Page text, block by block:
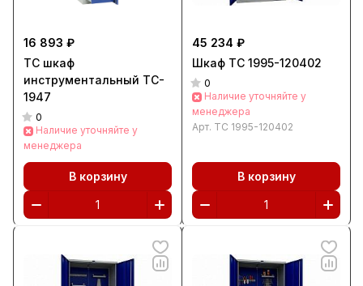
16 893 ₽
TC шкаф
инструментальный TC-
1947
0
Наличие уточняйте у
менеджера
В корзину
45 234 ₽
Шкаф ТС 1995-120402
0
Наличие уточняйте у
менеджера
Арт. ТС 1995-120402
В корзину